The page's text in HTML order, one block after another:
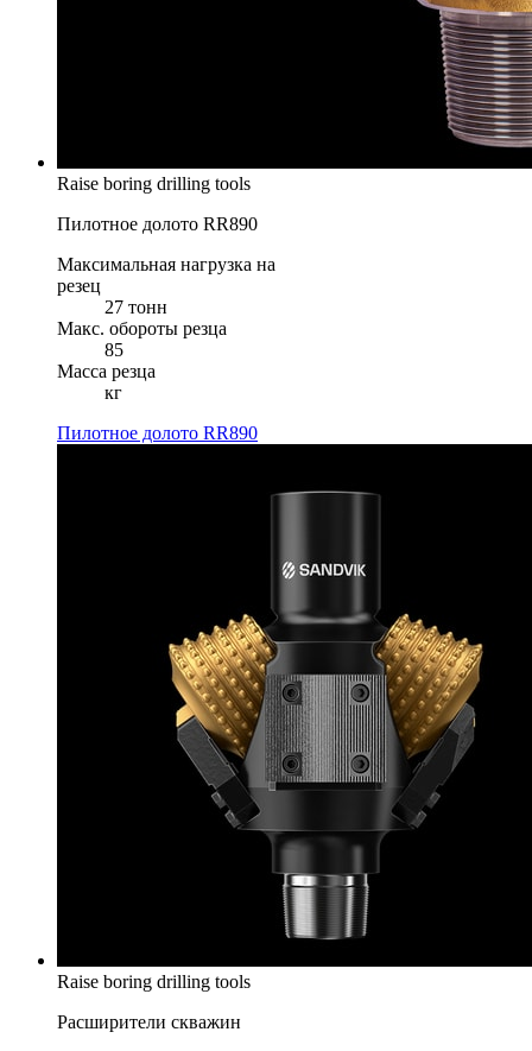
Raise boring drilling tools
Пилотное долото RR890
Максимальная нагрузка на
резец
27 тонн
Макс. обороты резца
85
Масса резца
кг
Пилотное долото RR890
Raise boring drilling tools
Расширители скважин